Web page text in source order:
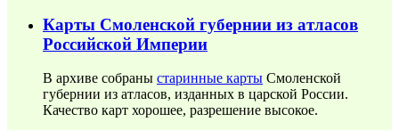
Карты Смоленской губернии из атласов
Российской Империи
В архиве собраны старинные карты Смоленской
губернии из атласов, изданных в царской России.
Качество карт хорошее, разрешение высокое.